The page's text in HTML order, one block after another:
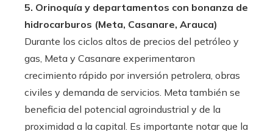
5. Orinoquía y departamentos con bonanza de
hidrocarburos (Meta, Casanare, Arauca)
Durante los ciclos altos de precios del petróleo y
gas, Meta y Casanare experimentaron
crecimiento rápido por inversión petrolera, obras
civiles y demanda de servicios. Meta también se
beneficia del potencial agroindustrial y de la
proximidad a la capital. Es importante notar que la